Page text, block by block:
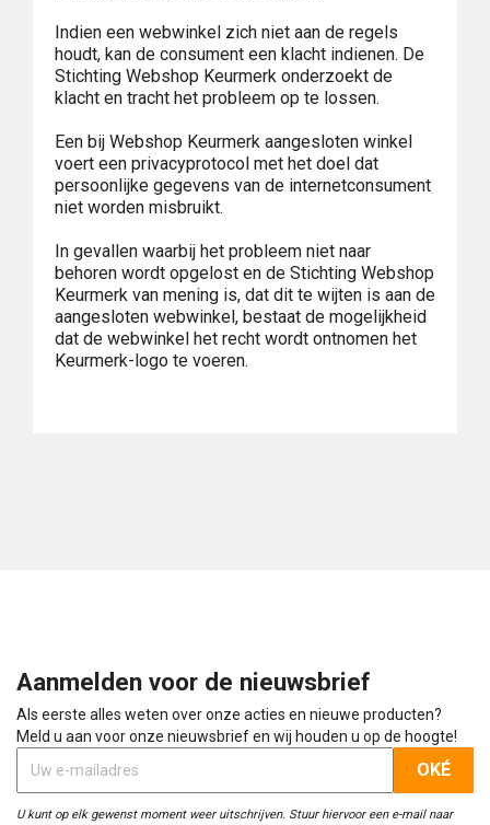
Indien een webwinkel zich niet aan de regels
houdt, kan de consument een klacht indienen. De
Stichting Webshop Keurmerk onderzoekt de
klacht en tracht het probleem op te lossen.
Een bij Webshop Keurmerk aangesloten winkel
voert een privacyprotocol met het doel dat
persoonlijke gegevens van de internetconsument
niet worden misbruikt.
In gevallen waarbij het probleem niet naar
behoren wordt opgelost en de Stichting Webshop
Keurmerk van mening is, dat dit te wijten is aan de
aangesloten webwinkel, bestaat de mogelijkheid
dat de webwinkel het recht wordt ontnomen het
Keurmerk-logo te voeren.
Aanmelden voor de nieuwsbrief
Als eerste alles weten over onze acties en nieuwe producten?
Meld u aan voor onze nieuwsbrief en wij houden u op de hoogte!
U kunt op elk gewenst moment weer uitschrijven. Stuur hiervoor een e-mail naar